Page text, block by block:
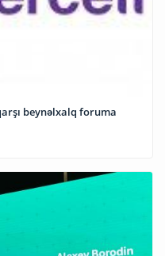
beynəlxalq foruma